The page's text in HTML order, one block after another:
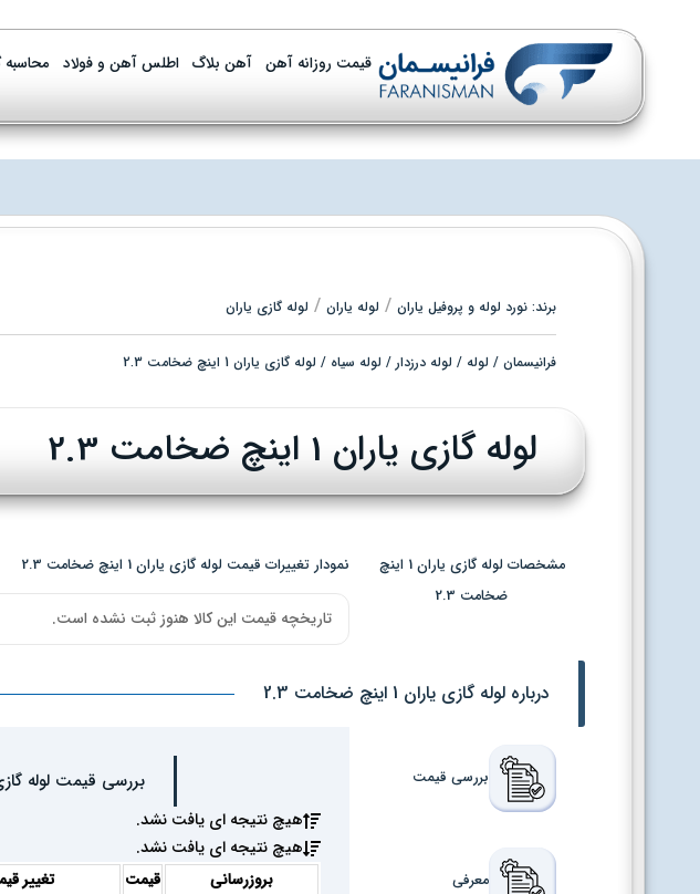
قیمت روزانه آهن آهن بلاگ اطلس آهن و فولاد
برند: نورد لوله و پروفیل یاران / لوله یاران / لوله گازی یاران
فرانیسمان / لوله / لوله درزدار / لوله سیاه / لوله گازی یاران 1 اینچ ضخامت 2.3
لوله گازی یاران 1 اینچ ضخامت 2.3
مشخصات لوله گازی یاران 1 اینچ
ضخامت 2.3
نمودار تغییرات قیمت لوله گازی یاران 1 اینچ ضخامت 2.3
تاریخچه قیمت این کالا هنوز ثبت نشده است.
درباره لوله گازی یاران 1 اینچ ضخامت 2.3
بررسی قیمت
معرفی
بررسی قیمت لوله گازی یاران 1
هیچ نتیجه ای یافت نشد.
هیچ نتیجه ای یافت نشد.
بروزرسانی قیمت
تغییر